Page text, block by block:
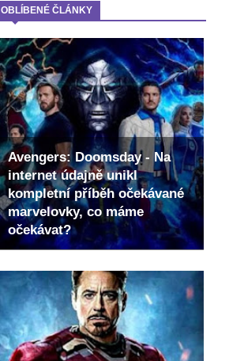
OBLÍBENÉ ČLÁNKY
Avengers: Doomsday - Na
internet údajně unikl
kompletní příběh očekávané
marvelovky, co máme
očekávat?